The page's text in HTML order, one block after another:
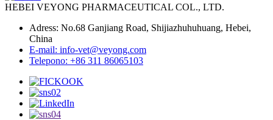
HEBEI VEYONG PHARMACEUTICAL COL., LTD.
Adress: No.68 Ganjiang Road, Shijiazhuhuhuang, Hebei,
China
E-mail: info-vet@veyong.com
Telepono: +86 311 86065103